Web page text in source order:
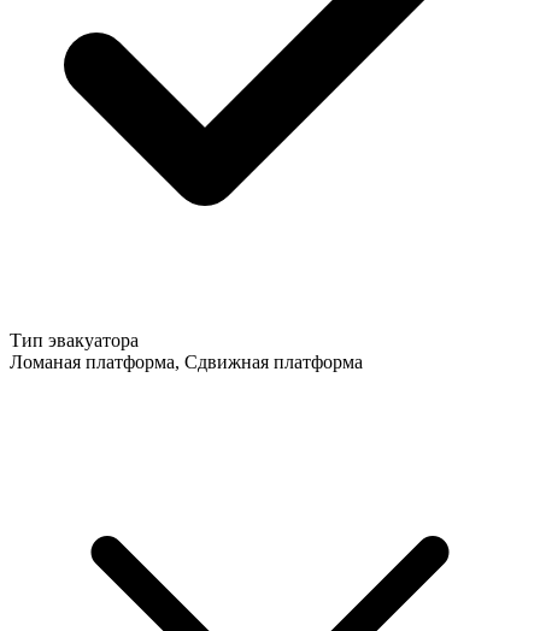
Тип эвакуатора
Ломаная платформа, Сдвижная платформа